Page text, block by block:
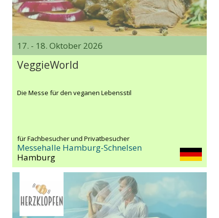
17. - 18. Oktober 2026
VeggieWorld
Die Messe für den veganen Lebensstil
für Fachbesucher und Privatbesucher
Messehalle Hamburg-Schnelsen
Hamburg